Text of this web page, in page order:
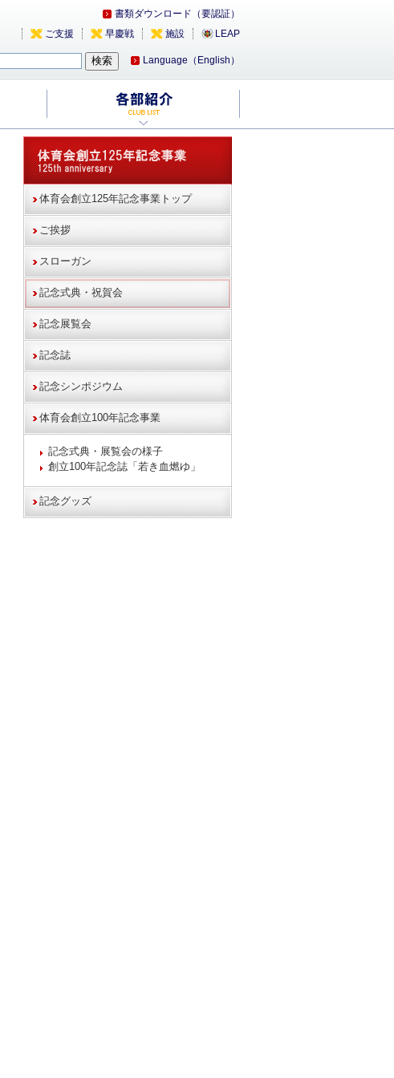
書類ダウンロード（要認証）
LEAP
施設
早慶戦
ご支援
Language（English）
体育会創立125年記念事業トップ
ご挨拶
スローガン
記念式典・祝賀会
記念展覧会
記念誌
記念シンポジウム
体育会創立100年記念事業
記念式典・展覧会の様子
創立100年記念誌「若き血燃ゆ」
記念グッズ